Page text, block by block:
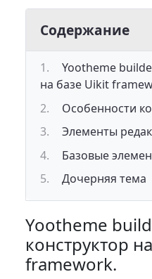
Содержание
Yootheme
на базе Uikit
Особенности
Элементы
Базовые
Дочерняя тема
Yootheme
конструктор
framework.